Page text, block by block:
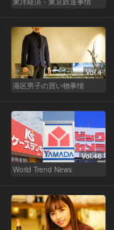
Vol.4
港区男子の買い物事情
Vol.46
World Trend News